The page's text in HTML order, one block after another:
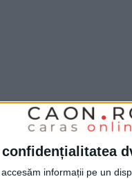
informații pe un